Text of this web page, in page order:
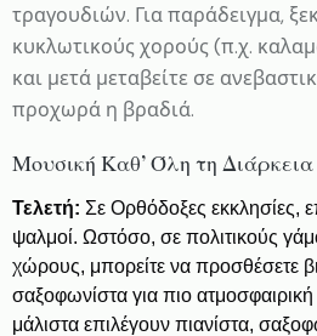
τραγουδιών. Για παράδειγμα,
κυκλωτικούς χορούς (π.χ.
και μετά μεταβείτε σε
προχωρά η βραδιά.
Μουσική Καθ’ Όλη τη
Τελετή: Σε Ορθόδοξες εκκλησίες,
ψαλμοί. Ωστόσο, σε πολιτικούς
χώρους, μπορείτε να προσθέσετε
σαξοφωνίστα για πιο
μάλιστα επιλέγουν πιανίστα,